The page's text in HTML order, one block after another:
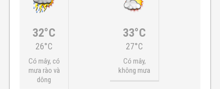
32°C
26°C
Có mây, có
mưa rào và
dông
33°C
27°C
Có mây,
không mưa